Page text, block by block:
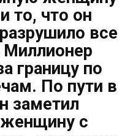
то, что он
все
границу по
По пути в
заметил
с